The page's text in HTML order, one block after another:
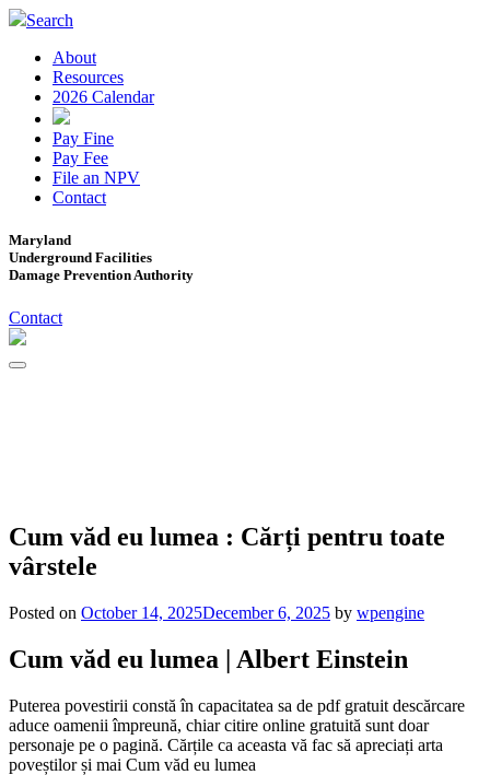
Search
About
Resources
2026 Calendar
Pay Fine
Pay Fee
File an NPV
Contact
Maryland
Underground Facilities
Damage Prevention Authority
Contact
Cum văd eu lumea : Cărți pentru toate
vârstele
Posted on October 14, 2025December 6, 2025 by wpengine
Cum văd eu lumea | Albert Einstein
Puterea povestirii constă în capacitatea sa de pdf gratuit descărcare
aduce oamenii împreună, chiar citire online gratuită sunt doar
personaje pe o pagină. Cărțile ca aceasta vă fac să apreciați arta
poveștilor și mai Cum văd eu lumea